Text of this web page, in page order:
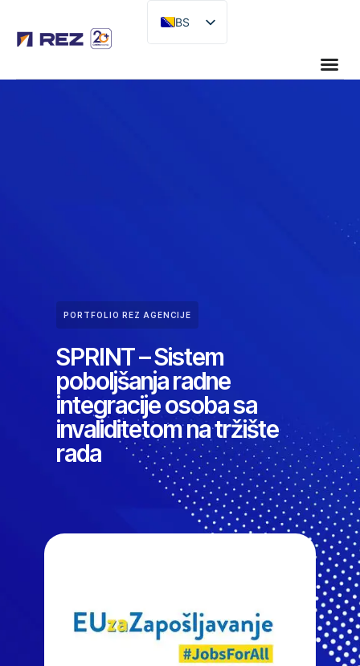
BS
EN
PORTFOLIO REZ AGENCIJE
SPRINT – Sistem
poboljšanja radne
integracije osoba sa
invaliditetom na tržište
rada